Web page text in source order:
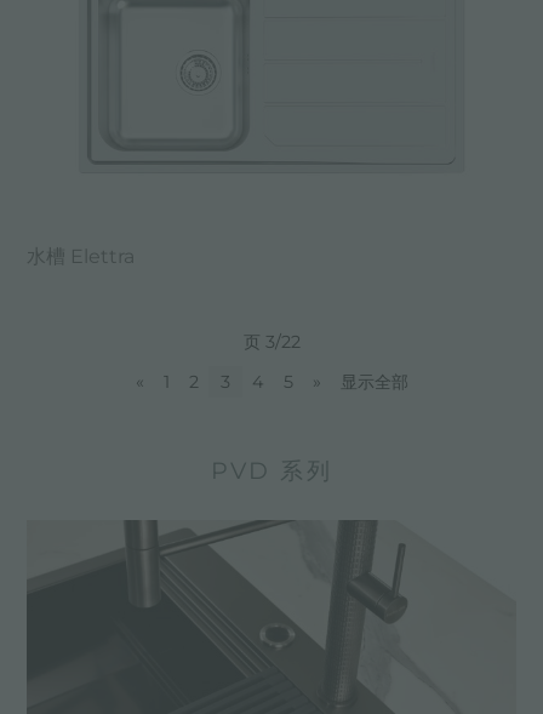
水槽 Elettra
页 3/22
«
1 2 3 4 5 » 显示全部
PVD 系列